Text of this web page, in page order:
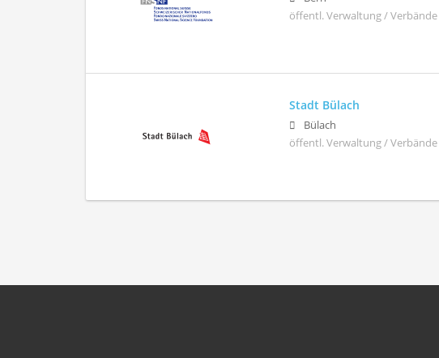
öffentl. Verwaltung / Verbände
Stadt Bülach
Bülach
öffentl. Verwaltung / Verbände